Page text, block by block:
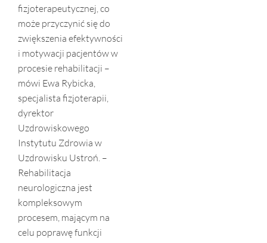
fizjoterapeutycznej, co
może przyczynić się do
zwiększenia efektywności
i motywacji pacjentów w
procesie rehabilitacji –
mówi Ewa Rybicka,
specjalista fizjoterapii,
dyrektor
Uzdrowiskowego
Instytutu Zdrowia w
Uzdrowisku Ustroń. –
Rehabilitacja
neurologiczna jest
kompleksowym
procesem, mającym na
celu poprawę funkcji